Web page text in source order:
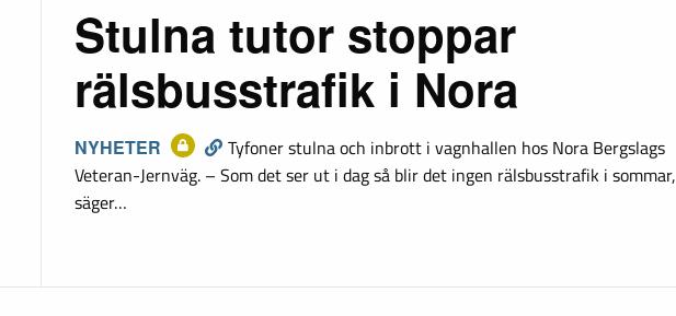
Stulna tutor stoppar
rälsbusstrafik i Nora
NYHETER
Tyfoner stulna och inbrott i vagnhallen hos Nora Bergslags
Veteran-Jernväg. – Som det ser ut i dag så blir det ingen rälsbusstrafik i sommar,
säger…